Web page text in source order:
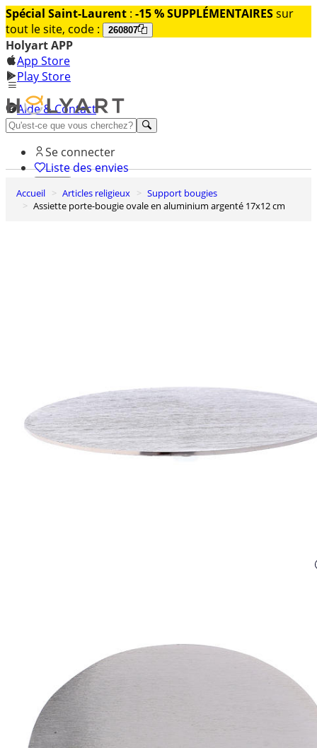
Spécial Saint-Laurent : -15 % SUPPLÉMENTAIRESsur
tout le site, code :
260807
Holyart APP
App Store
Play Store
Aide & Contact
Découvrez Premium
Se connecter
Liste des envies
0
Panier
Accueil Articles religieux
Support bougies
Assiette porte-bougie ovale en aluminium argenté 17x12 cm